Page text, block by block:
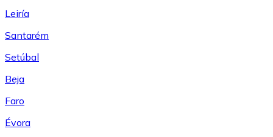
Leiría
Santarém
Setúbal
Beja
Faro
Évora